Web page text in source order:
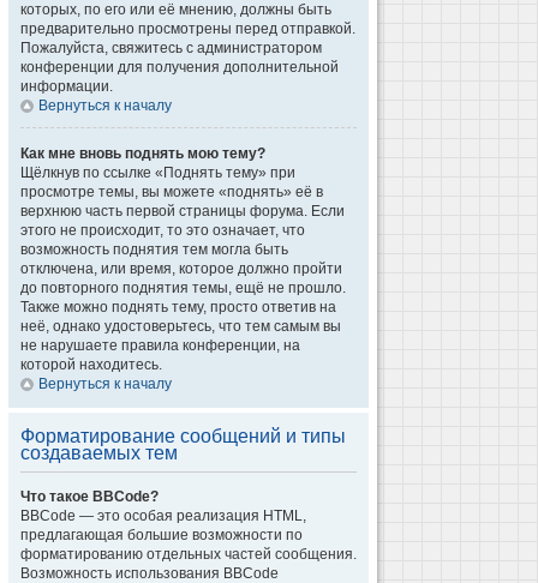
которых, по его или её мнению, должны быть
предварительно просмотрены перед отправкой.
Пожалуйста, свяжитесь с администратором
конференции для получения дополнительной
информации.
Вернуться к началу
Как мне вновь поднять мою тему?
Щёлкнув по ссылке «Поднять тему» при
просмотре темы, вы можете «поднять» её в
верхнюю часть первой страницы форума. Если
этого не происходит, то это означает, что
возможность поднятия тем могла быть
отключена, или время, которое должно пройти
до повторного поднятия темы, ещё не прошло.
Также можно поднять тему, просто ответив на
неё, однако удостоверьтесь, что тем самым вы
не нарушаете правила конференции, на
которой находитесь.
Вернуться к началу
Форматирование сообщений и типы
создаваемых тем
Что такое BBCode?
BBCode — это особая реализация HTML,
предлагающая большие возможности по
форматированию отдельных частей сообщения.
Возможность использования BBCode